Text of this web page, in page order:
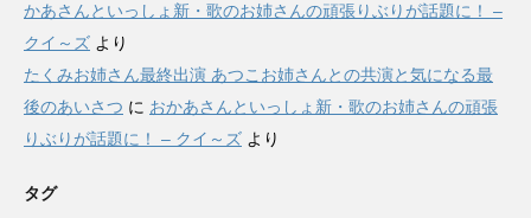
かあさんといっしょ新・歌のお姉さんの頑張りぶりが話題に！ –
クイ～ズ より
たくみお姉さん最終出演 あつこお姉さんとの共演と気になる最
後のあいさつ に おかあさんといっしょ新・歌のお姉さんの頑張
りぶりが話題に！ – クイ～ズ より
タグ